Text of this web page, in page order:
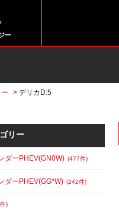
ー
> デリカD:5
リー
ダーPHEV(GN0W) (477件)
ダーPHEV(GG*W) (242件)
)